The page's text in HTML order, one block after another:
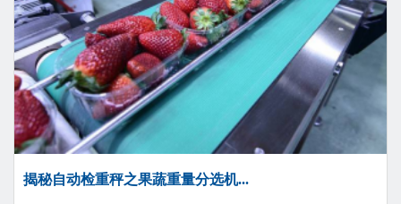
揭秘自动检重秤之果蔬重量分选机...